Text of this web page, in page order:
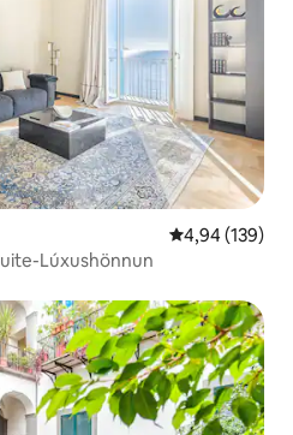
4,94 af 5 í
4,94 (139)
Lúxushönnun